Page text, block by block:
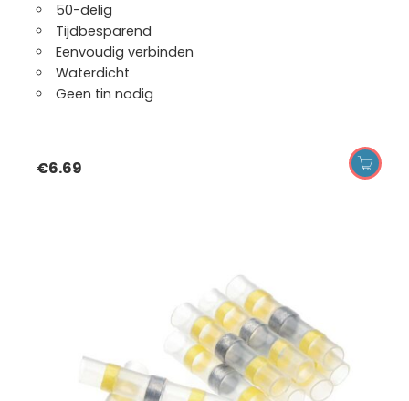
50-delig
Tijdbesparend
Eenvoudig verbinden
Waterdicht
Geen tin nodig
€6.69